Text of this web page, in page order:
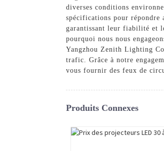
diverses conditions
spécifications pour répondre
garantissant leur fiabilité et
pourquoi nous nous
Yangzhou Zenith Lighting
trafic. Grâce à notre
vous fournir des feux de
Produits Connexes